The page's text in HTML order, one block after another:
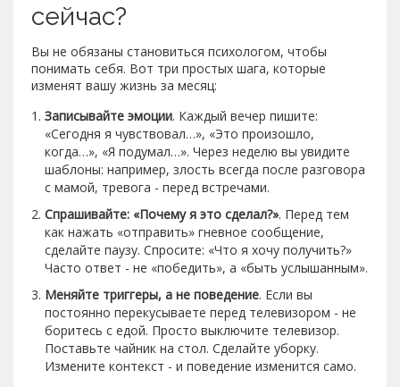
сейчас?
Вы не обязаны становиться психологом, чтобы
понимать себя. Вот три простых шага, которые
изменят вашу жизнь за месяц:
Записывайте эмоции. Каждый вечер пишите:
«Сегодня я чувствовал…», «Это произошло,
когда…», «Я подумал…». Через неделю вы увидите
шаблоны: например, злость всегда после разговора
с мамой, тревога - перед встречами.
Спрашивайте: «Почему я это сделал?». Перед тем
как нажать «отправить» гневное сообщение,
сделайте паузу. Спросите: «Что я хочу получить?»
Часто ответ - не «победить», а «быть услышанным».
Меняйте триггеры, а не поведение. Если вы
постоянно перекусываете перед телевизором - не
боритесь с едой. Просто выключите телевизор.
Поставьте чайник на стол. Сделайте уборку.
Измените контекст - и поведение изменится само.